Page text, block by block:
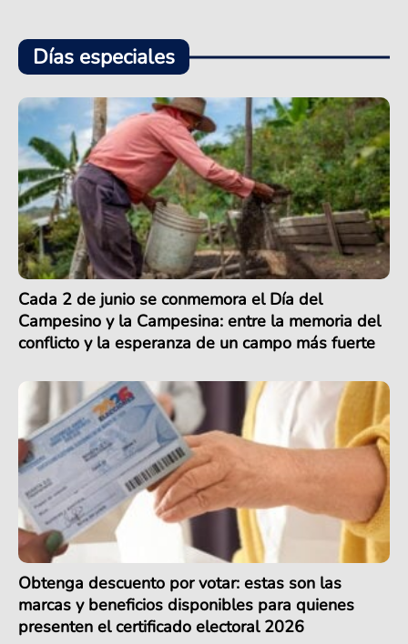
Días especiales
Cada 2 de junio se conmemora el Día del
Campesino y la Campesina: entre la memoria del
conflicto y la esperanza de un campo más fuerte
Obtenga descuento por votar: estas son las
marcas y beneficios disponibles para quienes
presenten el certificado electoral 2026